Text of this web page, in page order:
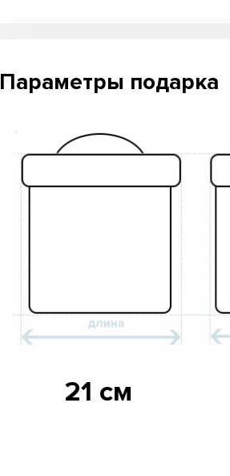
Параметры подарка
21 см